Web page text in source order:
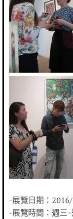
-展覽日期：
-展覽時間：週三